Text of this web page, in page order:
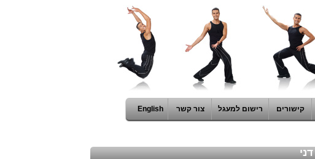
קישורים רישום למעגל צור קשר English